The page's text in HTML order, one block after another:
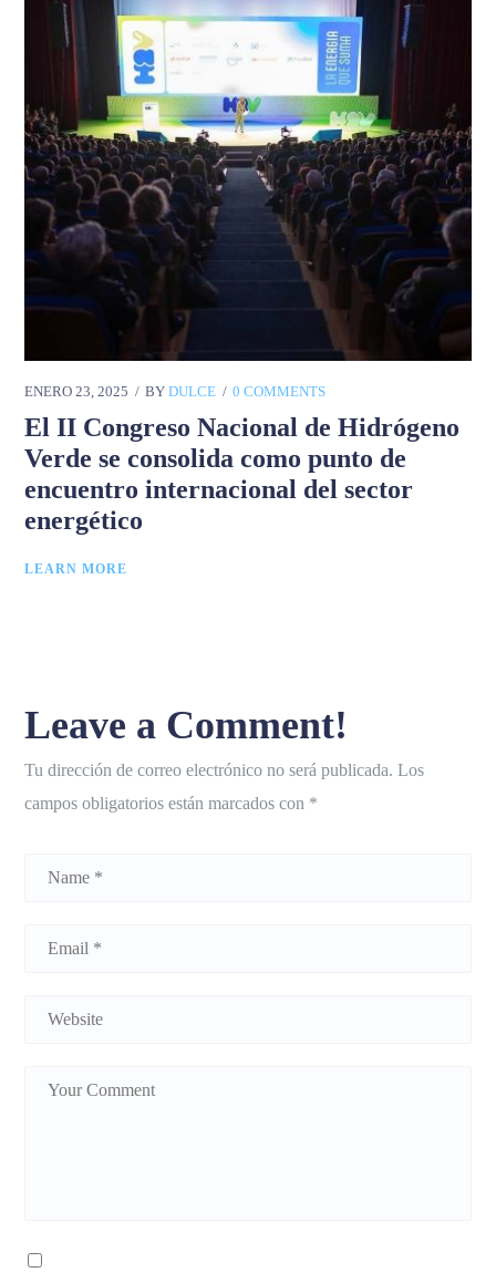
ENERO 23, 2025 BYDULCE 0 COMMENTS
El II Congreso Nacional de Hidrógeno
Verde se consolida como punto de
encuentro internacional del sector
energético
LEARN MORE
Leave a Comment!
Tu dirección de correo electrónico no será publicada. Los
campos obligatorios están marcados con *